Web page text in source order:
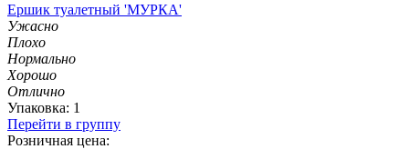
Ершик туалетный 'МУРКА'
Ужасно
Плохо
Нормально
Хорошо
Отлично
Упаковка: 1
Перейти в группу
Розничная цена: